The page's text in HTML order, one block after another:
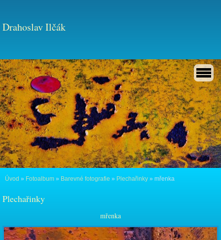
Drahoslav Ilčák
Úvod » Fotoalbum » Barevné fotografie » Plechařinky » mřenka
Plechařinky
mřenka